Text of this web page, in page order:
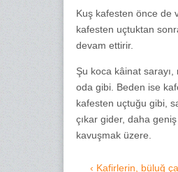
Kuş kafesten önce de
kafesten uçtuktan
devam ettirir.
Şu koca kâinat sarayı,
oda gibi. Beden ise
kafesten uçtuğu gibi,
çıkar gider, daha
kavuşmak üzere.
‹ Kafirlerin, büluğ